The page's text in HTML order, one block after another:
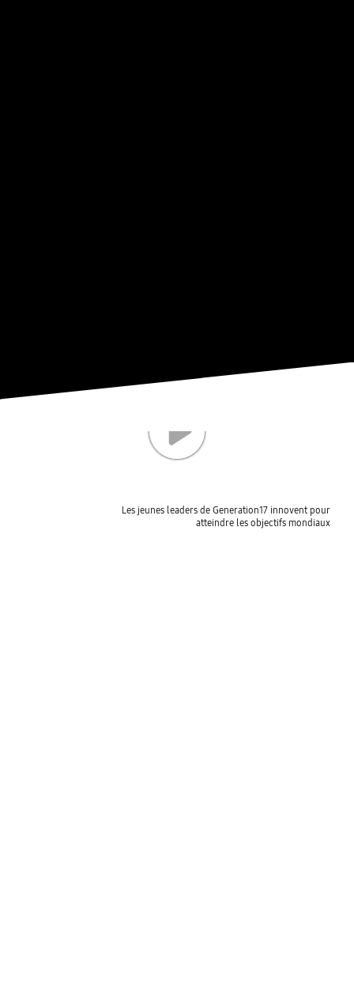
Les jeunes leaders de Generation17 innovent pour
atteindre les objectifs mondiaux